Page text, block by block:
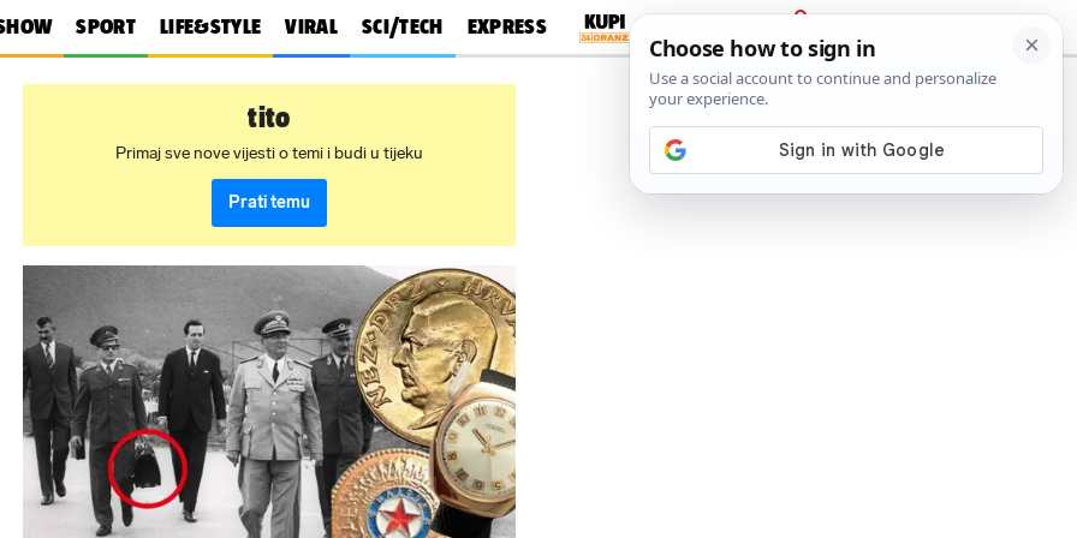
SPORT LIFE&STYLE VIRAL SCI/TECH EXPRESS
PRIJAVA
tito
Primaj sve nove vijesti o temi i budi u tijeku
Prati temu